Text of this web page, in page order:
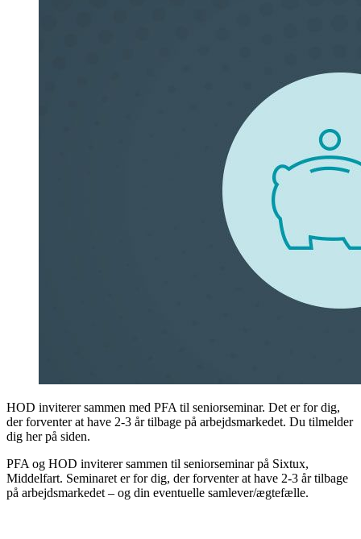
HOD inviterer sammen med PFA til seniorseminar. Det er for dig,
der forventer at have 2-3 år tilbage på arbejdsmarkedet. Du tilmelder
dig her på siden.
PFA og HOD inviterer sammen til seniorseminar på Sixtux,
Middelfart. Seminaret er for dig, der forventer at have 2-3 år tilbage
på arbejdsmarkedet – og din eventuelle samlever/ægtefælle.